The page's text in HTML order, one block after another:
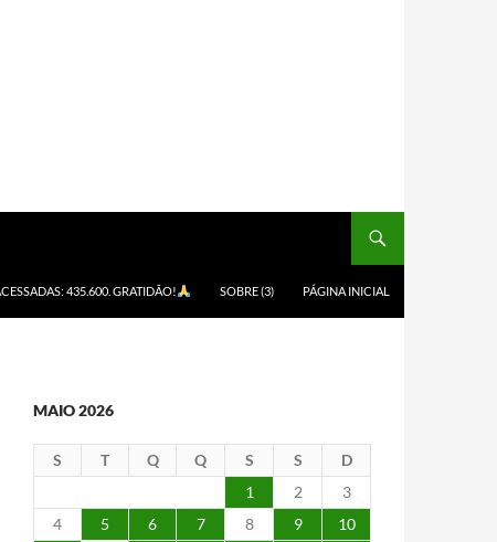
435.600. GRATIDÃO! SOBRE (3) PÁGINA INICIAL
MAIO 2026
S T Q Q S S
D
1
2
3
4
5 6 7 8 9
10